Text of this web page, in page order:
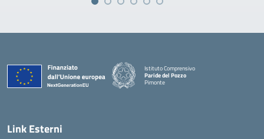
Istituto Comprensivo
Paride del Pozzo
Pimonte
Link Esterni